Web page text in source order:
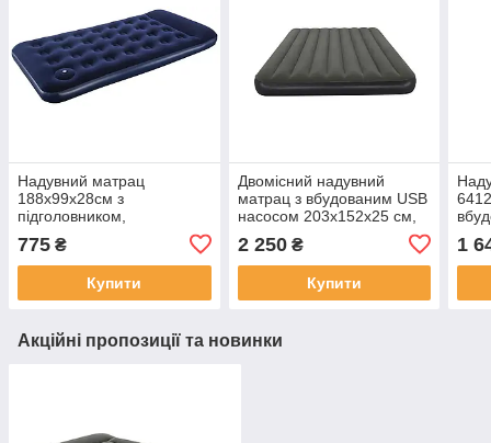
Надувний матрац
188x99x28см з
підголовником,
вбудований ножний насос,
Bestway 67224
775 ₴
Купити
Двомісний надувний
матрац з вбудованим USB
насосом 203х152х25 см,
2 250₴
Купити
1
Акційні пропозиції та новинки